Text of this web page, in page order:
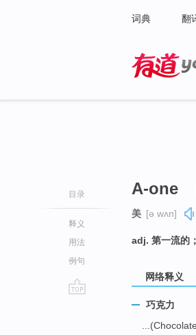
词典 翻
目录
释义
用法
例句
A-one
美 [ə wʌn]
adj. 第一流的
网络释义
巧克力